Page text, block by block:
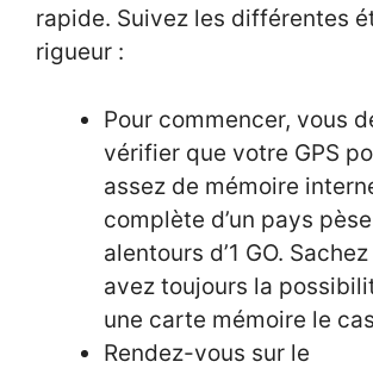
rapide. Suivez les différentes
rigueur :
Pour commencer, vous
vérifier que votre GPS
assez de mémoire
complète d’un pays
alentours d’1 GO.
avez toujours la
une carte mémoire le
Rendez-vous sur le